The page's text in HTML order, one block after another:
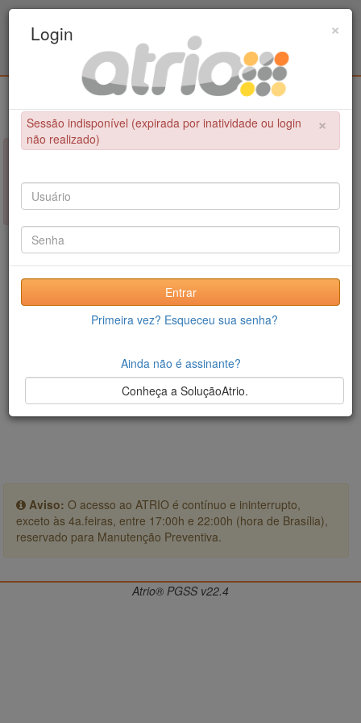
Educação Física / UPE - UFPB
×
NÃO FOI POSSÍVEL CONCLUIR A OPERAÇÃO
Sessão indisponível (expirada por inatividade ou login não
realizado)
Aviso: O acesso ao ATRIO é contínuo e ininterrupto,
exceto às 4a.feiras, entre 17:00h e 22:00h (hora de Brasília),
reservado para Manutenção Preventiva.
×
Login
×
Sessão indisponível (expirada por inatividade ou login
não realizado)
Entrar
Primeira vez? Esqueceu sua senha?
Ainda não é assinante?
Conheça a SoluçãoAtrio.
Atrio® PGSS v22.4